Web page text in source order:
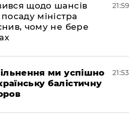
щодо шансів
міністра
чому не бере
21:59
ми успішно
балістичну
21:53